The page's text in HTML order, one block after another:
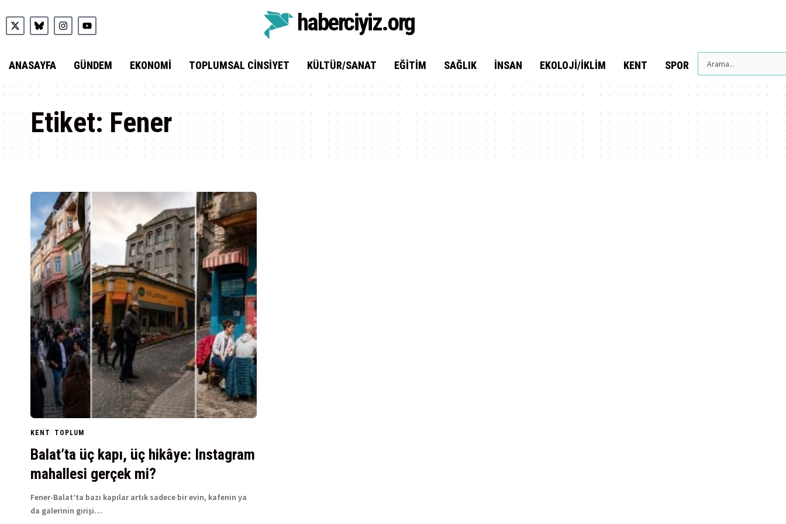
haberciyiz.org
ANASAYFA GÜNDEM EKONOMI TOPLUMSAL CINSIYET KÜLTÜR/SANAT EĞITIM SAĞLIK İNSAN EKOLOJI/İKLIM KENT SPOR
Etiket:Fener
KENT TOPLUM
Balat’ta üç kapı, üç hikâye: Instagram
mahallesi gerçek mi?
Fener-Balat’ta bazı kapılar artık sadece bir evin, kafenin ya
da galerinin girişi…